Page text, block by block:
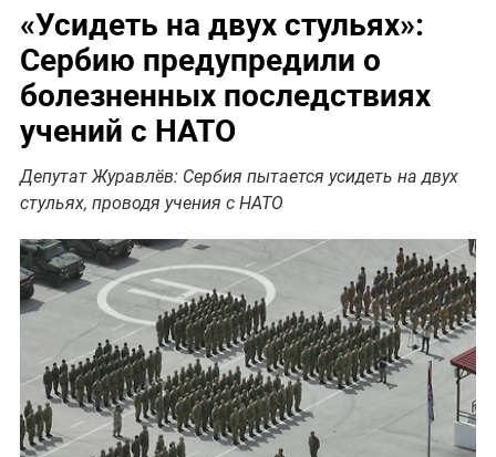
«Усидеть на двух стульях»:
Сербию предупредили о
болезненных последствиях
учений с НАТО
Депутат Журавлёв: Сербия пытается усидеть на двух
стульях, проводя учения с НАТО